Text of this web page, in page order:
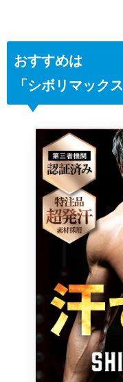
おすすめは
「シボリマックス